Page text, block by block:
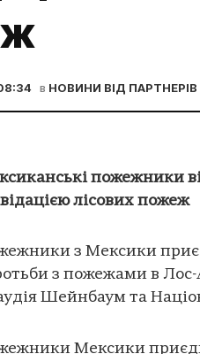
в НОВИНИ ВІД ПАРТНЕРІВ
пожежники
лісових пожеж
з Мексики
з пожежами в
Шейнбаум та
Мексики